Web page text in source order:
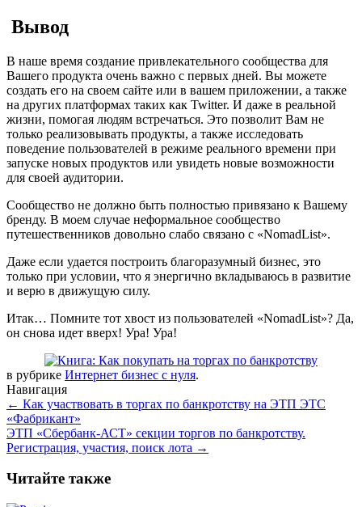
Вывод
В наше время создание привлекательного сообщества для
Вашего продукта очень важно с первых дней. Вы можете
создать его на своем сайте или в вашем приложении, а также
на других платформах таких как Twitter. И даже в реальной
жизни, помогая людям встречаться. Это позволит Вам не
только реализовывать продукты, а также исследовать
поведение пользователей в режиме реального времени при
запуске новых продуктов или увидеть новые возможности
для своей аудитории.
Сообщество не должно быть полностью привязано к Вашему
бренду. В моем случае неформальное сообщество
путешественников довольно слабо связано с «NomadList».
Даже если удается построить благоразумный бизнес, это
только при условии, что я энергично вкладываюсь в развитие
и верю в движущую силу.
Итак… Помните тот хвост из пользователей «NomadList»? Да,
он снова идет вверх! Ура! Ура!
в рубрике Интернет бизнес с нуля.
Навигация
← Как участвовать в торгах по банкротству на ЭТП ЭТС
«Фабрикант»
ЭТП «Сбербанк-АСТ» секции торгов по банкротству.
Регистрация, участия, поиск лота →
Читайте также